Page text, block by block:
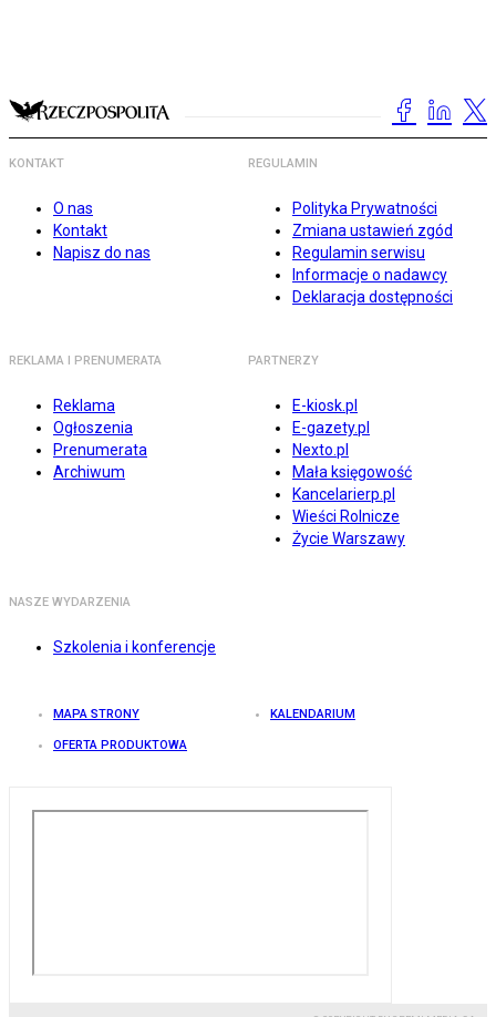
KONTAKT
O nas
Kontakt
Napisz do nas
REGULAMIN
Polityka Prywatności
Zmiana ustawień zgód
Regulamin serwisu
Informacje o nadawcy
Deklaracja dostępności
REKLAMA I PRENUMERATA
Reklama
Ogłoszenia
Prenumerata
Archiwum
PARTNERZY
E-kiosk.pl
E-gazety.pl
Nexto.pl
Mała księgowość
Kancelarierp.pl
Wieści Rolnicze
Życie Warszawy
NASZE WYDARZENIA
Szkolenia i konferencje
MAPA STRONY KALENDARIUM
OFERTA PRODUKTOWA